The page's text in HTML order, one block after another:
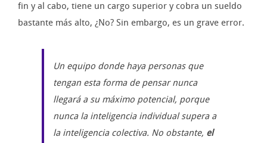
fin y al cabo, tiene un cargo superior y cobra un sueldo
bastante más alto, ¿No? Sin embargo, es un grave error.
Un equipo donde haya personas que
tengan esta forma de pensar nunca
llegará a su máximo potencial, porque
nunca la inteligencia individual supera a
la inteligencia colectiva. No obstante, el